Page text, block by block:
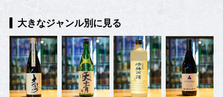
大きなジャンル別に見る